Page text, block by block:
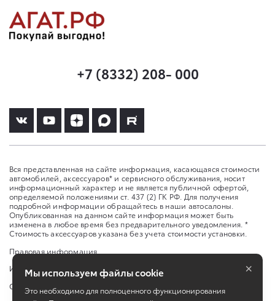
+7 (8332) 208- 000
Вся представленная на сайте информация, касающаяся стоимости
автомобилей, аксессуаров* и сервисного обслуживания, носит
информационный характер и не является публичной офертой,
определяемой положениями ст. 437 (2) ГК РФ. Для получения
подробной информации обращайтесь в наши автосалоны.
Опубликованная на данном сайте информация может быть
изменена в любое время без предварительного уведомления. *
Стоимость аксессуаров указана без учета стоимости установки.
Правовая информация
Изменить настройку cookies
Сбросить cookie
Мы используем файлы cookie
Это необходимо для полноценного функционирования
×